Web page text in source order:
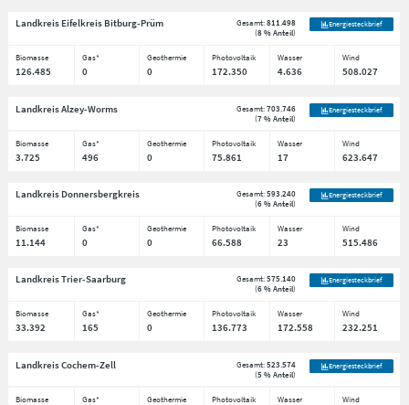
Landkreis Eifelkreis Bitburg-Prüm Gesamt:811.498
(8 % Anteil)
Energiesteckbrief
Biomasse Gas* Geothermie Photovoltaik Wasser Wind
126.485 0 0 172.350 4.636 508.027
Landkreis Alzey-Worms Gesamt:703.746
(7 % Anteil)
Energiesteckbrief
Biomasse Gas* Geothermie Photovoltaik Wasser Wind
3.725 496 0 75.861 17 623.647
Landkreis Donnersbergkreis Gesamt:593.240
(6 % Anteil)
Energiesteckbrief
Biomasse Gas* Geothermie Photovoltaik Wasser Wind
11.144 0 0 66.588 23 515.486
Landkreis Trier-Saarburg Gesamt:575.140
(6 % Anteil)
Energiesteckbrief
Biomasse Gas* Geothermie Photovoltaik Wasser Wind
33.392 165 0 136.773 172.558 232.251
Landkreis Cochem-Zell Gesamt:523.574
(5 % Anteil)
Energiesteckbrief
Biomasse Gas* Geothermie Photovoltaik Wasser Wind